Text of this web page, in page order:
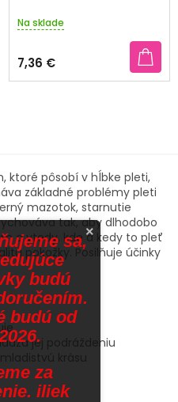
Na sklade
7,36 €
ktoré pôsobí v hĺbke pleti,
základné problémy pleti
mazotok, starnutie
tak, aby dlhodobo
a vtedy, kde a kedy to pleť
pokožky. Posilňuje účinky
jej podráždeniu
krásu
×
sa,
budú
budú od
za
iliek